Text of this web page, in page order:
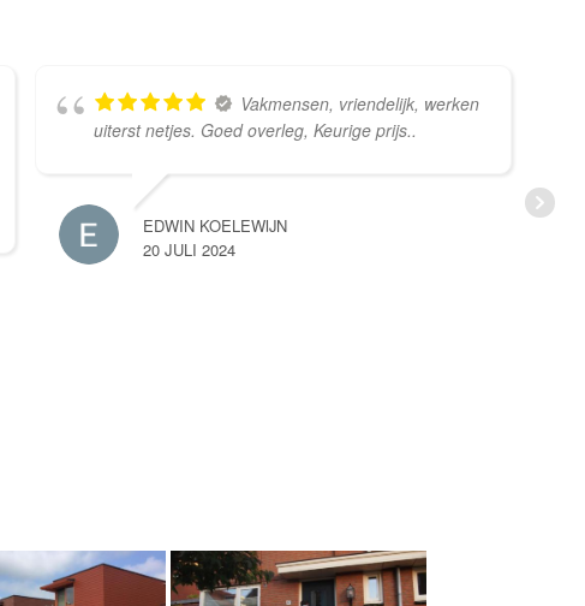
Vakmensen, vriendelijk, werken
uiterst netjes. Goed overleg, Keurige prijs..
EDWIN KOELEWIJN
20 JULI 2024